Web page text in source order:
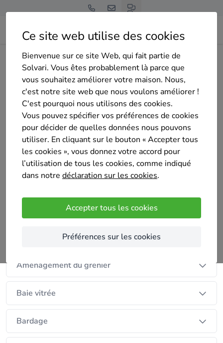
Ce site web utilise des cookies
Bienvenue sur ce site Web, qui fait partie de
Solvari. Vous êtes probablement là parce que
vous souhaitez améliorer votre maison. Nous,
c'est notre site web que nous voulons améliorer !
C'est pourquoi nous utilisons des cookies.
Vous pouvez spécifier vos préférences de cookies
pour décider de quelles données nous pouvons
utiliser. En cliquant sur le bouton « Accepter tous
les cookies », vous donnez votre accord pour
l’utilisation de tous les cookies, comme indiqué
dans notre déclaration sur les cookies.
Accepter tous les cookies
Préférences sur les cookies
Home Isolation du sol Hainaut Lessines md batiment s r l
md batiment s r l
Sélectionné 6 fois
/5
(10 avis)
Lessen
petite entreprise familial polyvalentes avec
connaissances agrée dans les diffèrent domaine de
Nos services
Aménagement du grenier
Baie vitrée
Bardage